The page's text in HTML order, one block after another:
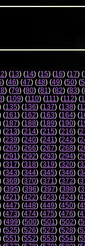
) (13) (14) (15) (16) (17) (
) (46) (47) (48) (49) (50) (
) (79) (80) (81) (82) (83) (
) (109) (110) (111) (112) (
(135) (136) (137) (138) (
(161) (162) (163) (164) (
(187) (188) (189) (190) (
(213) (214) (215) (216) (
(239) (240) (241) (242) (
(265) (266) (267) (268) (
(291) (292) (293) (294) (
(317) (318) (319) (320) (
(343) (344) (345) (346) (
(369) (370) (371) (372) (
) (395) (396) (397) (398) (
(421) (422) (423) (424) (
(447) (448) (449) (450) (
(473) (474) (475) (476) (
) (499) (500) (501) (502) (
(525) (526) (527) (528) (
(551) (552) (553) (554) (